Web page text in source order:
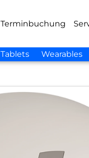
Terminbuchung
Tablets Wearables